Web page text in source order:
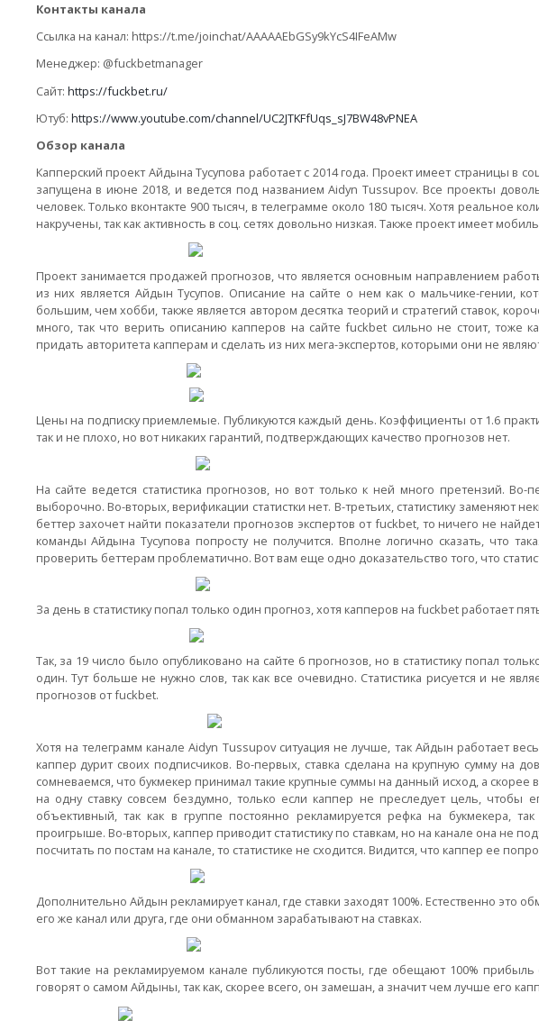
Контакты канала
Ссылка на канал: https://t.me/joinchat/AAAAAEbGSy9kYcS4IFeAMw
Менеджер: @fuckbetmanager
Сайт: https://fuckbet.ru/
Ютуб: https://www.youtube.com/channel/UC2JTKFfUqs_sJ7BW48vPNEA
Обзор канала
Капперский проект Айдына Тусупова работает с 2014 года. Проект имеет страницы в
запущена в июне 2018, и ведется под названием Aidyn Tussupov. Все проекты
человек. Только вконтакте 900 тысяч, в телеграмме около 180 тысяч. Хотя реальное
накручены, так как активность в соц. сетях довольно низкая. Также проект имеет
Проект занимается продажей прогнозов, что является основным направлением
из них является Айдын Тусупов. Описание на сайте о нем как о мальчике-гении,
большим, чем хобби, также является автором десятка теорий и стратегий ставок,
много, так что верить описанию капперов на сайте fuckbet сильно не стоит, тоже
придать авторитета капперам и сделать из них мега-экспертов, которыми они не
Цены на подписку приемлемые. Публикуются каждый день. Коэффициенты от 1.6
так и не плохо, но вот никаких гарантий, подтверждающих качество прогнозов нет.
На сайте ведется статистика прогнозов, но вот только к ней много претензий.
выборочно. Во-вторых, верификации статистки нет. В-третьих, статистику заменяют
беттер захочет найти показатели прогнозов экспертов от fuckbet, то ничего не
команды Айдына Тусупова попросту не получится. Вполне логично сказать, что
проверить беттерам проблематично. Вот вам еще одно доказательство того, что
За день в статистику попал только один прогноз, хотя капперов на fuckbet работает
Так, за 19 число было опубликовано на сайте 6 прогнозов, но в статистику попал
один. Тут больше не нужно слов, так как все очевидно. Статистика рисуется и не
прогнозов от fuckbet.
Хотя на телеграмм канале Aidyn Tussupov ситуация не лучше, так Айдын работает
каппер дурит своих подписчиков. Во-первых, ставка сделана на крупную сумму на
сомневаемся, что букмекер принимал такие крупные суммы на данный исход, а скорее
на одну ставку совсем бездумно, только если каппер не преследует цель, чтобы
объективный, так как в группе постоянно рекламируется рефка на букмекера,
проигрыше. Во-вторых, каппер приводит статистику по ставкам, но на канале она не
посчитать по постам на канале, то статистике не сходится. Видится, что каппер ее
Дополнительно Айдын рекламирует канал, где ставки заходят 100%. Естественно это
его же канал или друга, где они обманном зарабатывают на ставках.
Вот такие на рекламируемом канале публикуются посты, где обещают 100%
говорят о самом Айдыны, так как, скорее всего, он замешан, а значит чем лучше его